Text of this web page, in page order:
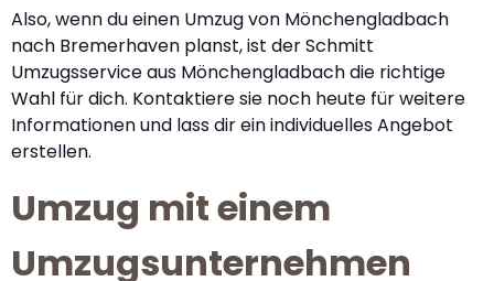
Also, wenn du einen Umzug von Mönchengladbach
nach Bremerhaven planst, ist der Schmitt
Umzugsservice aus Mönchengladbach die richtige
Wahl für dich. Kontaktiere sie noch heute für weitere
Informationen und lass dir ein individuelles Angebot
erstellen.
Umzug mit einem
Umzugsunternehmen